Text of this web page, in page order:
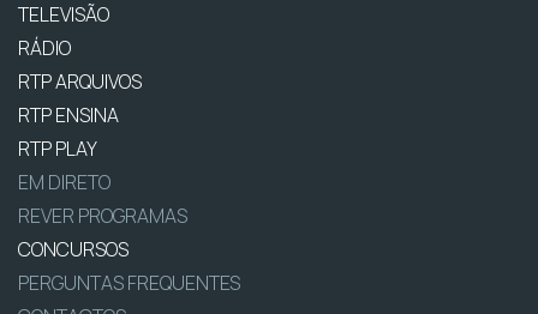
TELEVISÃO
RÁDIO
RTP ARQUIVOS
RTP ENSINA
RTP PLAY
EM DIRETO
REVER PROGRAMAS
CONCURSOS
PERGUNTAS FREQUENTES